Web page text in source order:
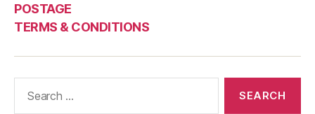
POSTAGE
TERMS & CONDITIONS